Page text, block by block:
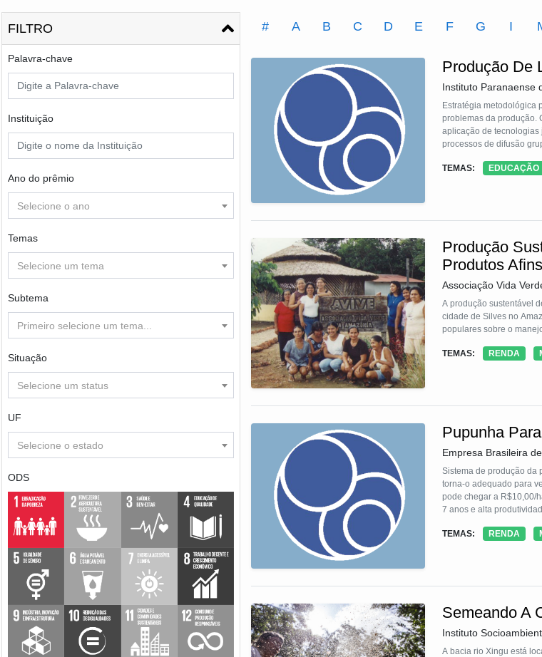
FILTRO
Palavra-chave
Instituição
Ano do prêmio
Selecione o ano
Temas
Selecione um tema
Subtema
Primeiro selecione um tema...
Situação
Selecione um status
UF
Selecione o estado
ODS
# A B C D E F G I
Produção De
Instituto Paranaense
Estratégia metodológica
problemas da produção.
aplicação de tecnologias
processos de difusão
TEMAS:
EDUCAÇÃO
Produção
Produtos Afins
Associação Vida
A produção sustentável
cidade de Silves no Amazonas e parceiros comunitários, aplicando e preservando, assim, seus conhecimentos tradicionais e
populares sobre o
TEMAS: RENDA
Pupunha
Empresa Brasileira
Sistema de produção da
torna-o adequado para
pode chegar a R$10,00/
7 anos e alta
aumenta a sua vida útil
TEMAS: RENDA
Semeando A
Instituto
A bacia rio Xingu está